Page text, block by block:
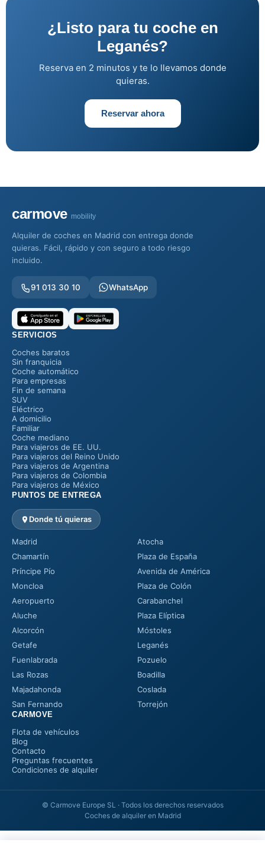
¿Listo para tu coche en
Leganés?
Reserva en 2 minutos y te lo llevamos donde
quieras.
Reservar ahora
carmove mobility
Alquiler de coches en Madrid con entrega donde
quieras. Fácil, rápido y con seguro a todo riesgo
incluido.
91 013 30 10 WhatsApp
SERVICIOS
Coches baratos
Sin franquicia
Coche automático
Para empresas
Fin de semana
SUV
Eléctrico
A domicilio
Familiar
Coche mediano
Para viajeros de EE. UU.
Para viajeros del Reino Unido
Para viajeros de Argentina
Para viajeros de Colombia
Para viajeros de México
PUNTOS DE ENTREGA
Donde tú quieras
Madrid
Atocha
Chamartín
Plaza de España
Príncipe Pío
Avenida de América
Moncloa
Plaza de Colón
Aeropuerto
Carabanchel
Aluche
Plaza Elíptica
Alcorcón
Móstoles
Getafe
Leganés
Fuenlabrada
Pozuelo
Las Rozas
Boadilla
Majadahonda
Coslada
San Fernando
Torrejón
CARMOVE
Flota de vehículos
Blog
Contacto
Preguntas frecuentes
Condiciones de alquiler
© Carmove Europe SL · Todos los derechos reservados
Coches de alquiler en Madrid